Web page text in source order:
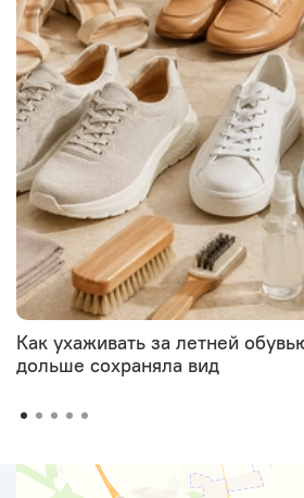
Как ухаживать за летней
дольше сохраняла вид